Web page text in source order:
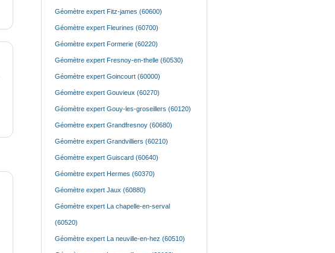
Géomètre expert Fitz-james (60600)
Géomètre expert Fleurines (60700)
Géomètre expert Formerie (60220)
Géomètre expert Fresnoy-en-thelle (60530)
Géomètre expert Goincourt (60000)
Géomètre expert Gouvieux (60270)
Géomètre expert Gouy-les-groseillers (60120)
Géomètre expert Grandfresnoy (60680)
Géomètre expert Grandvilliers (60210)
Géomètre expert Guiscard (60640)
Géomètre expert Hermes (60370)
Géomètre expert Jaux (60880)
Géomètre expert La chapelle-en-serval
(60520)
Géomètre expert La neuville-en-hez (60510)